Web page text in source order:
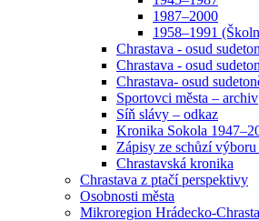
1987–2000
1958–1991
Chrastava - osud
Chrastava - osud
Chrastava- osud
Sportovci města – archiv
Síň slávy – odkaz
Kronika Sokola
Zápisy ze schůzí
Chrastavská kronika
Chrastava z ptačí perspektivy
Osobnosti města
Mikroregion Hrádecko-